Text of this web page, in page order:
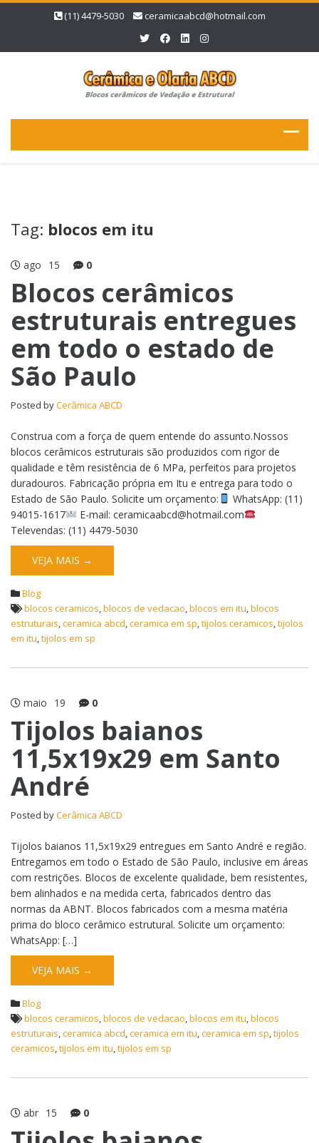
(11) 4479-5030 ceramicaabcd@hotmail.com
Tag: blocos em itu
ago 15 0
Blocos cerâmicos
estruturais entregues
em todo o estado de
São Paulo
Posted byCerâmica ABCD
Construa com a força de quem entende do assunto.Nossos
blocos cerâmicos estruturais são produzidos com rigor de
qualidade e têm resistência de 6 MPa, perfeitos para projetos
duradouros. Fabricação própria em Itu e entrega para todo o
Estado de São Paulo. Solicite um orçamento:
WhatsApp: (11)
94015-1617
E-mail: ceramicaabcd@hotmail.com
Televendas: (11) 4479-5030
VEJA MAIS →
Blog
blocos ceramicos,blocos de vedacao,blocos em itu,blocos
estruturais,ceramica abcd,ceramica em sp,tijolos ceramicos,tijolos
em itu,tijolos em sp
maio 19 0
Tijolos baianos
11,5x19x29 em Santo
André
Posted byCerâmica ABCD
Tijolos baianos 11,5x19x29 entregues em Santo André e região.
Entregamos em todo o Estado de São Paulo, inclusive em áreas
com restrições. Blocos de excelente qualidade, bem resistentes,
bem alinhados e na medida certa, fabricados dentro das
normas da ABNT. Blocos fabricados com a mesma matéria
prima do bloco cerâmico estrutural. Solicite um orçamento:
WhatsApp: […]
VEJA MAIS →
Blog
blocos ceramicos,blocos de vedacao,blocos em itu,blocos
estruturais,ceramica abcd,ceramica em itu,ceramica em sp,tijolos
ceramicos,tijolos em itu,tijolos em sp
abr 15 0